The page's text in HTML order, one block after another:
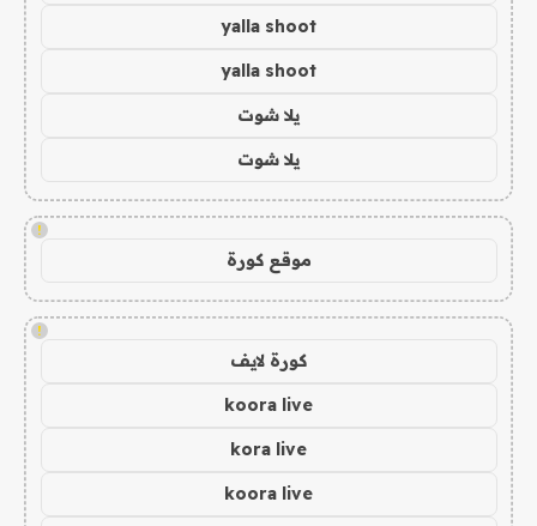
yalla shoot
yalla shoot
يلا شوت
يلا شوت
!
موقع كورة
!
كورة لايف
koora live
kora live
koora live